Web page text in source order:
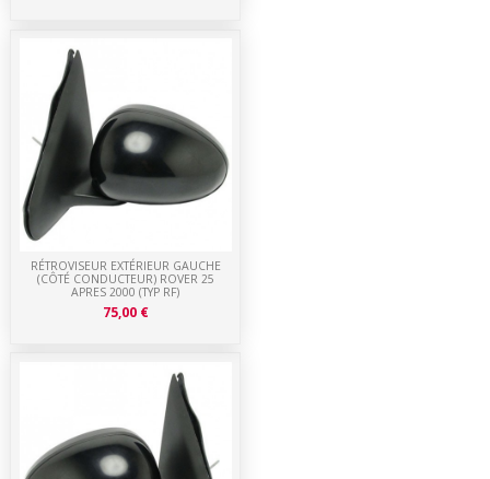
RÉTROVISEUR EXTÉRIEUR GAUCHE
(CÔTÉ CONDUCTEUR) ROVER 25
APRES 2000 (TYP RF)
75,00 €